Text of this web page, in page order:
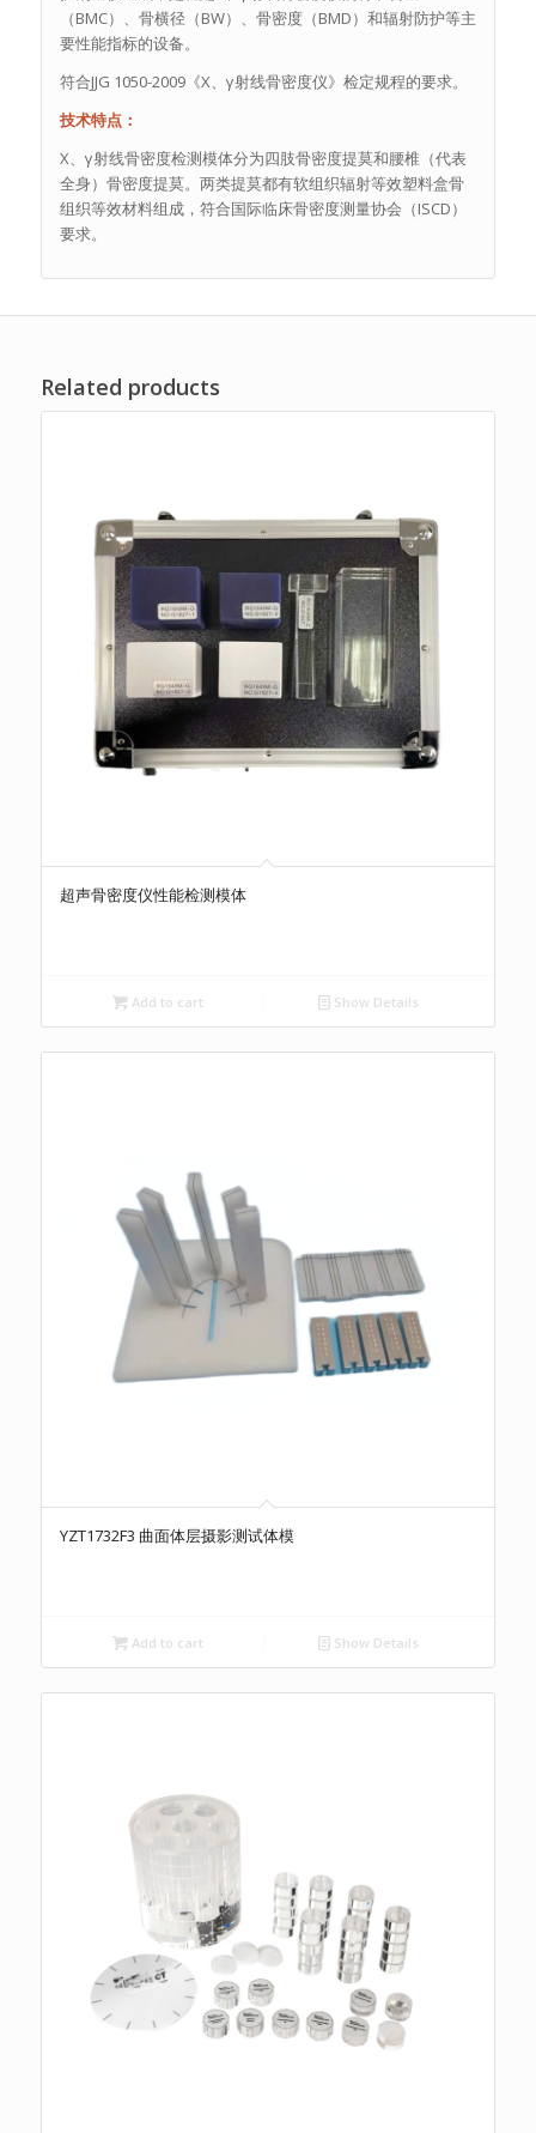
（BMC）、骨横径（BW）、骨密度（BMD）和辐射防护等主
要性能指标的设备。
符合JJG 1050-2009《X、γ射线骨密度仪》检定规程的要求。
技术特点：
X、γ射线骨密度检测模体分为四肢骨密度提莫和腰椎（代表
全身）骨密度提莫。两类提莫都有软组织辐射等效塑料盒骨
组织等效材料组成，符合国际临床骨密度测量协会（ISCD）
要求。
Related products
超声骨密度仪性能检测模体
Add to cart Show Details
YZT1732F3 曲面体层摄影测试体模
Add to cart Show Details